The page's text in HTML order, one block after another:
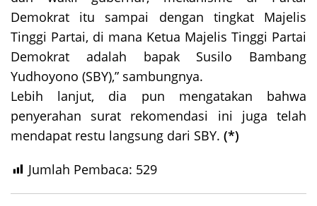
Demokrat itu sampai dengan tingkat Majelis
Tinggi Partai, di mana Ketua Majelis Tinggi Partai
Demokrat adalah bapak Susilo Bambang
Yudhoyono (SBY),” sambungnya.
Lebih lanjut, dia pun mengatakan bahwa
penyerahan surat rekomendasi ini juga telah
mendapat restu langsung dari SBY. (*)
Jumlah Pembaca: 529